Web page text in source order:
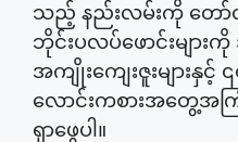
သည့် နည်းလမ်းကို တော်
ဘိုင်းပလပ်ဖောင်းများ
အကျိုးကျေးဇူးများနှ
လောင်းကစားအတွေ့အ
ရှာဖွေပါ။